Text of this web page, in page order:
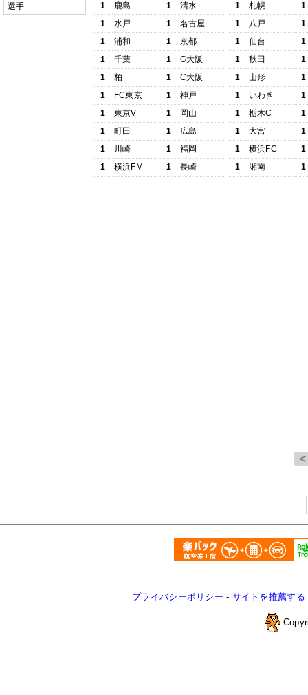
選手
1 鹿島 1
清水
1
水戸 1
名古屋
1
浦和 1
京都
1
千葉 1
G大阪
1
柏 1
C大阪
1
FC東京 1
神戸
1
東京V 1
岡山
1
町田 1
広島
1
川崎 1
福岡
1
横浜FM 1 長崎
1 札幌
1
1
八戸
1
1
仙台
1
1
秋田
1
1
山形
1
1
いわき
1
1
栃木C
1
1
大宮
1
1
横浜FC
1
1
湘南 1
プライバシーポリシー - サイトを推薦する